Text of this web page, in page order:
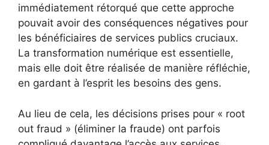
immédiatement rétorqué que cette approche
pouvait avoir des conséquences négatives pour
les bénéficiaires de services publics cruciaux.
La transformation numérique est essentielle,
mais elle doit être réalisée de manière réfléchie,
en gardant à l’esprit les besoins des gens.
Au lieu de cela, les décisions prises pour « root
out fraud » (éliminer la fraude) ont parfois